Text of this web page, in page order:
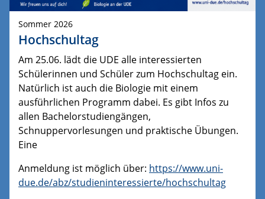
Sommer 2026
Hochschultag
Am 25.06. lädt die UDE alle interessierten
Schülerinnen und Schüler zum Hochschultag ein.
Natürlich ist auch die Biologie mit einem
ausführlichen Programm dabei. Es gibt Infos zu
allen Bachelorstudiengängen,
Schnuppervorlesungen und praktische Übungen.
Eine
Anmeldung ist möglich über: https://www.uni-
due.de/abz/studieninteressierte/hochschultag